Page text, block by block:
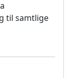
til samtlige